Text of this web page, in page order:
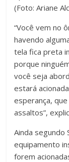
(Foto: Ariane
“Você vem no
havendo
tela fica preta
porque
você seja
estará
esperança,
assaltos”,
Ainda segundo
equipamento
forem